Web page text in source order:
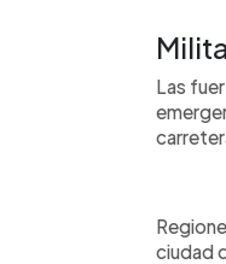
Las
ciudad